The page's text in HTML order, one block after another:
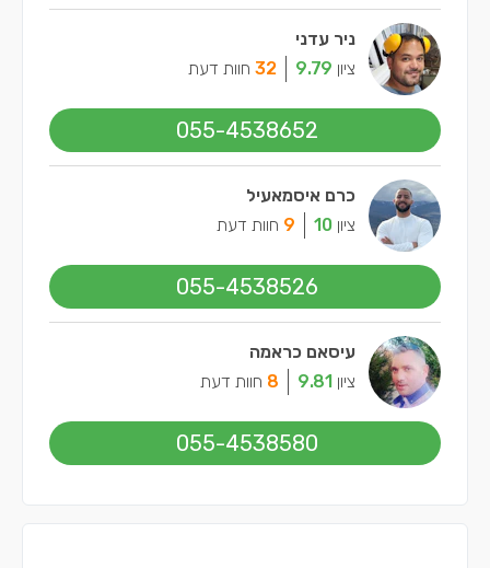
ניר עדני
ציון 9.79
32 חוות דעת
055-4538652
כרם איסמאעיל
ציון 10
9 חוות דעת
055-4538526
עיסאם כראמה
ציון 9.81
8 חוות דעת
055-4538580